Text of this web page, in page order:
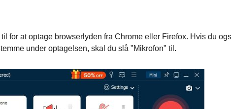
for at optage browserlyden fra Chrome eller Firefox. Hvis du
under optagelsen, skal du slå "Mikrofon" til.